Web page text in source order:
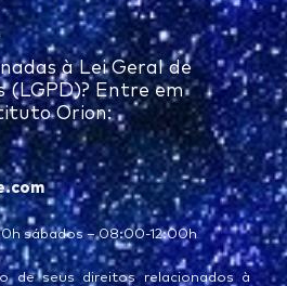
à Lei Geral de
(LGPD)? Entre em
Orion:
sábados – 08:00-12:00h
de seus direitos relacionados à